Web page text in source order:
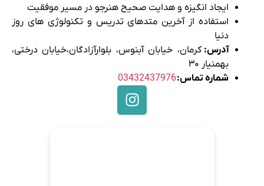
ایجاد انگیزه و هدایت صحیح هنرجو در مسیر موفقیت
استفاده از آخرین متدهای تدریس و تکنولوژی های روز
دنیا
آدرس:کرمان، خیابان آبنوس، بلوارآزادگان،خیابان درختی،
بهمنیار ۳۰
شماره تماس:03432437976